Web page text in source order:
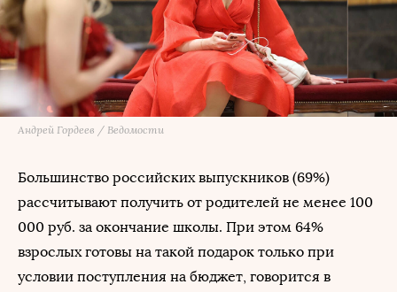
Андрей Гордеев / Ведомости
Большинство российских выпускников (69%)
рассчитывают получить от родителей не менее 100
000 руб. за окончание школы. При этом 64%
взрослых готовы на такой подарок только при
условии поступления на бюджет, говорится в